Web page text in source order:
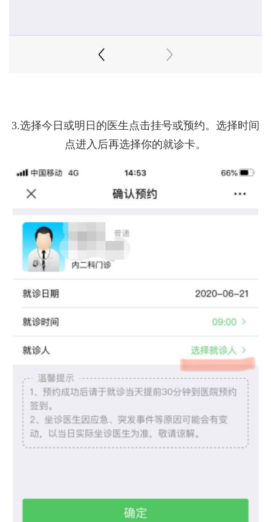
3.选择今日或明日的医生点击挂号或预约。选择时间
点进入后再选择你的就诊卡。